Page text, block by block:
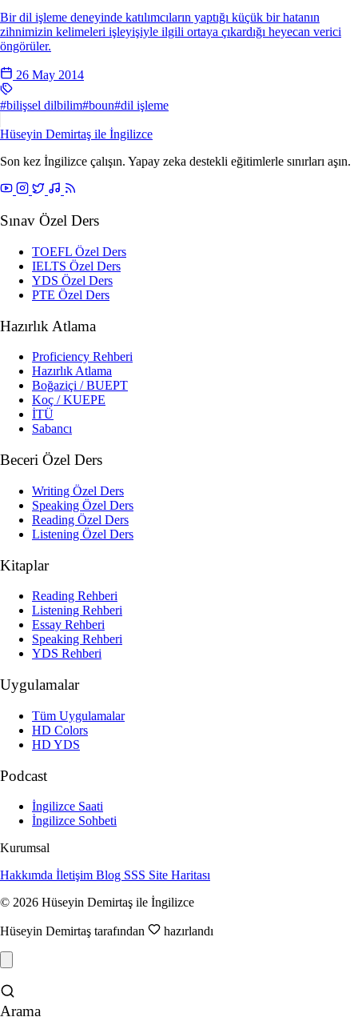
Bir dil işleme deneyinde katılımcıların yaptığı küçük bir hatanın
zihnimizin kelimeleri işleyişiyle ilgili ortaya çıkardığı heyecan verici
öngörüler.
26 May 2014
#bilişsel dilbilim#boun#dil işleme
Hüseyin Demirtaş ile İngilizce
Son kez İngilizce çalışın. Yapay zeka destekli eğitimlerle sınırları aşın.
Sınav Özel Ders
TOEFL Özel Ders
IELTS Özel Ders
YDS Özel Ders
PTE Özel Ders
Hazırlık Atlama
Proficiency Rehberi
Hazırlık Atlama
Boğaziçi / BUEPT
Koç / KUEPE
İTÜ
Sabancı
Beceri Özel Ders
Writing Özel Ders
Speaking Özel Ders
Reading Özel Ders
Listening Özel Ders
Kitaplar
Reading Rehberi
Listening Rehberi
Essay Rehberi
Speaking Rehberi
YDS Rehberi
Uygulamalar
Tüm Uygulamalar
HD Colors
HD YDS
Podcast
İngilizce Saati
İngilizce Sohbeti
Kurumsal
Hakkımda İletişim Blog SSS Site Haritası
© 2026 Hüseyin Demirtaş ile İngilizce
Hüseyin Demirtaş tarafından hazırlandı
Arama